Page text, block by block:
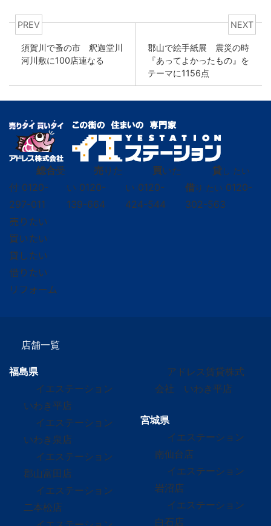
PREV
須賀川で蚤の市 釈迦堂川
河川敷に100店連なる
NEXT
郡山で絵手紙展 震災の時
『あってよかったもの』を
テーマに1156点
総合受
付 0120-
297-011
売りた
い 0120-
139-664
買いた
い 0120-
424-544
貸し たい
借り たい 0120-
302-563
売りたい
買いたい
貸したい
借りたい
リフォーム
店舗一覧
福島県
イエステーション
いわき平店
イエステーション
いわき泉店
イエステーション
郡山富田店
イエステーション
二本松店
アドレス賃貸株式
会社 いわき平店
宮城県
イエステーション
南仙台店
イエステーション
岩沼店
イエステーション
白石店